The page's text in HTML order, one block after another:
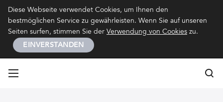
Diese Webseite verwendet Cookies, um Ihnen den
bestmöglichen Service zu gewährleisten. Wenn Sie auf unseren
Seiten surfen, stimmen Sie der Verwendung von Cookies zu.
EINVERSTANDEN